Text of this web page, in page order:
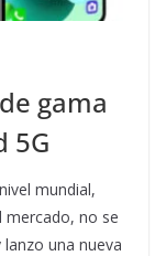
gama
5G
mundial,
mercado, no se
una nueva